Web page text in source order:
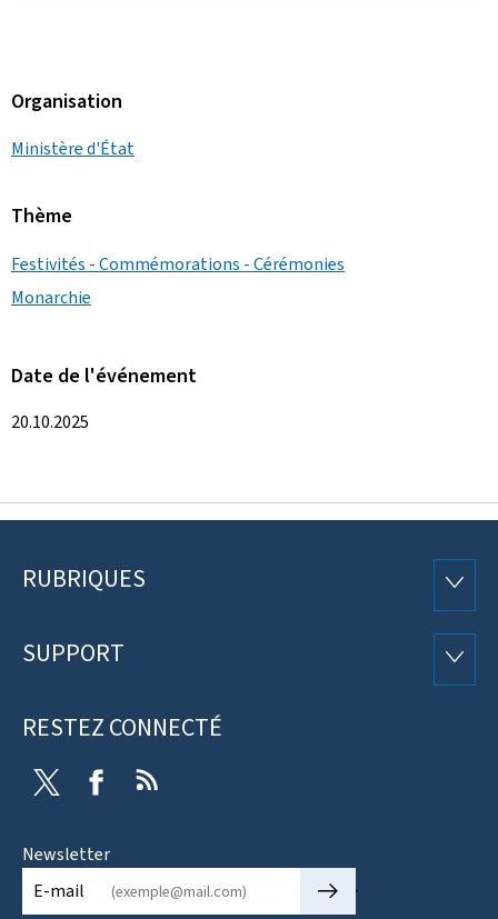
Organisation
Ministère d'État
Thème
Festivités - Commémorations - Cérémonies
Monarchie
Date de l'événement
20.10.2025
Pied
page
RUBRIQUES
SUPPORT
RESTEZ CONNECTÉ
Twitter Facebook
Newsletter
E-mail
🡒